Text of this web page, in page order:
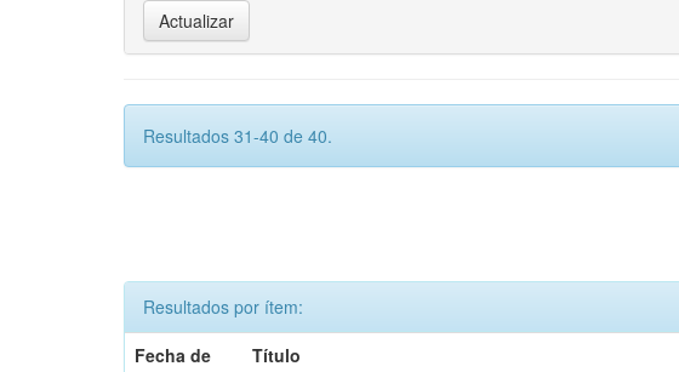
Resultados 31-40 de 40.
Resultados por ítem:
Fecha de
Título